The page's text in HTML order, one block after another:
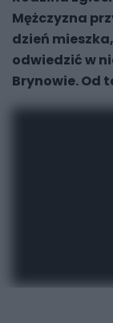
Mężczyzna
dzień
odwiedzić w
Brynowie. Od